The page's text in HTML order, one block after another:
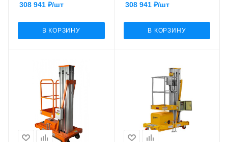
308 941 ₽/шт
В КОРЗИНУ
308 941₽/шт
В КОРЗИНУ